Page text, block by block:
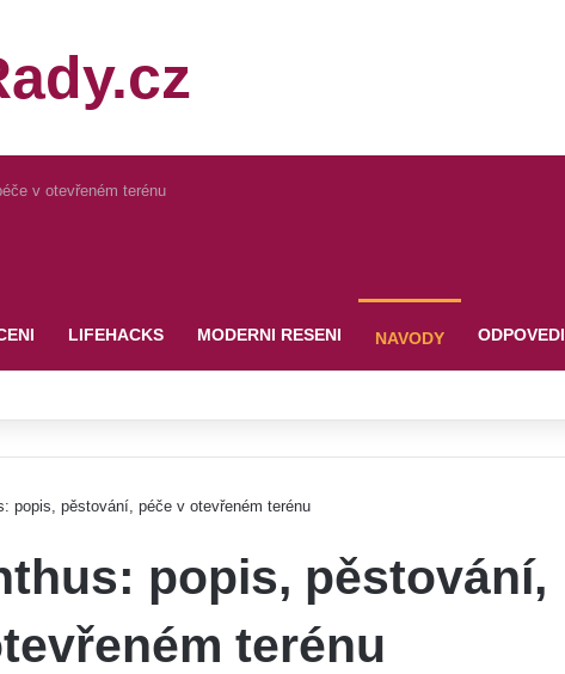
v otevřeném terénu
LIFEHACKS MODERNI RESENI NAVODY ODPOVEDI
popis, pěstování, péče v otevřeném terénu
popis, pěstování,
terénu